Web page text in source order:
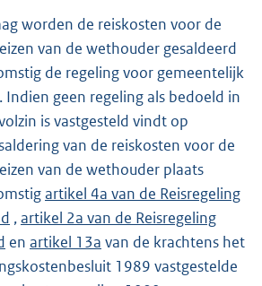
worden de reiskosten voor de
van de wethouder gesaldeerd
de regeling voor gemeentelijk
Indien geen regeling als bedoeld in
is vastgesteld vindt op
van de reiskosten voor de
van de wethouder plaats
artikel 4a van de Reisregeling
,artikel 2a van de Reisregeling
en artikel 13a van de krachtens het
1989 vastgestelde